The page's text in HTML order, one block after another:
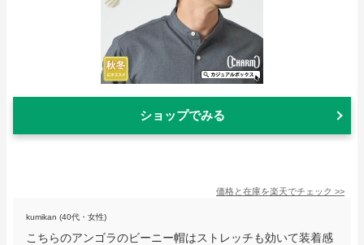
ショップでみる
価格と在庫を楽天でチェック >>
kumikan (40代・女性)
こちらのアンゴラのビーニー帽はストレッチも効いて装着感